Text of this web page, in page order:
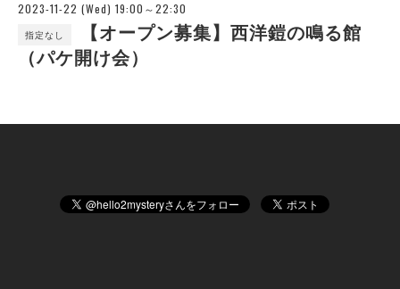
2023-11-22 (Wed) 19:00～22:30
指定なし
【オープン募集】西洋鎧の鳴る館
（パケ開け会）